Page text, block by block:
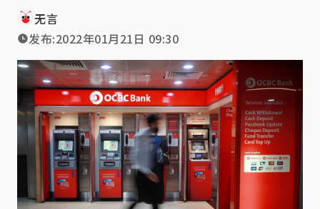
无言
发布:2022年01月21日 09:30